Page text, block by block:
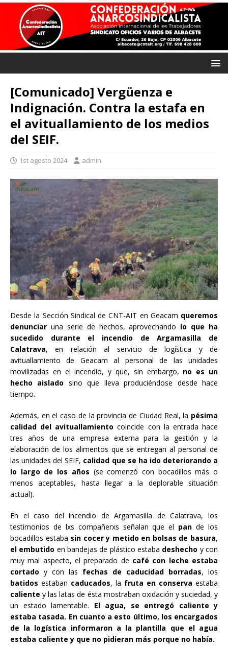
[Comunicado] Vergüenza e
Indignación. Contra la estafa en
el avituallamiento de los medios
del SEIF.
1st agosto 2024 admin
Desde la Sección Sindical de CNT-AIT en Geacam queremos
denunciar una serie de hechos, aprovechando lo que ha
sucedido durante el incendio de Argamasilla de
Calatrava, en relación al servicio de logística y de
avituallamiento de Geacam al personal de las unidades
movilizadas en el incendio, y que, sin embargo, no es un
hecho aislado sino que lleva produciéndose desde hace
tiempo.
Además, en el caso de la provincia de Ciudad Real, la pésima
calidad del avituallamiento coincide con la entrada hace
tres años de una empresa externa para la gestión y la
elaboración de los alimentos que se entregan al personal de
las unidades del SEIF, calidad que se ha ido deteriorando a
lo largo de los años (se comenzó con bocadillos más o
menos aceptables, hasta llegar a la deplorable situación
actual).
En el caso del incendio de Argamasilla de Calatrava, los
testimonios de lxs compañerxs señalan que el pan de los
bocadillos estaba sin cocer y metido en bolsas de basura,
el embutido en bandejas de plástico estaba deshecho y con
muy mal aspecto, el preparado de café con leche estaba
cortado y con las fechas de caducidad borradas, los
batidos estaban caducados, la fruta en conserva estaba
caliente y las latas de ésta mostraban oxidación y suciedad, y
un estado lamentable. El agua, se entregó caliente y
estaba tasada. En cuanto a esto último, los encargados
de la logística informaron a la plantilla que el agua
estaba caliente y que no pidieran más porque no había.